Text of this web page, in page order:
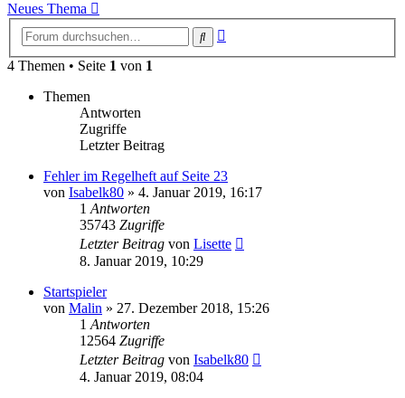
Neues Thema
Suche
4 Themen • Seite 1 von 1
Themen
Antworten
Zugriffe
Letzter Beitrag
Fehler im Regelheft auf Seite 23
von Isabelk80 » 4. Januar 2019, 16:17
1 Antworten
35743 Zugriffe
Letzter Beitrag von Lisette
8. Januar 2019, 10:29
Startspieler
von Malin » 27. Dezember 2018, 15:26
1 Antworten
12564 Zugriffe
Letzter Beitrag von Isabelk80
4. Januar 2019, 08:04